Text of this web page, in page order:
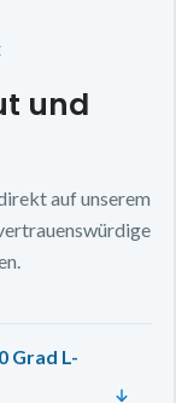
und
auf unserem
Grad L-